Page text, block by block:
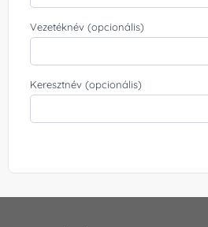
Vezetéknév (opcionális)
Keresztnév (opcionális)